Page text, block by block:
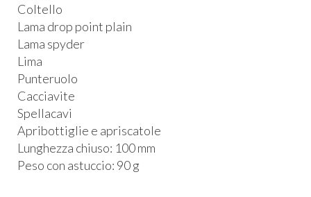
Coltello
Lama drop point plain
Lama spyder
Lima
Punteruolo
Cacciavite
Spellacavi
Apribottiglie e apriscatole
Lunghezza chiuso: 100 mm
Peso con astuccio: 90 g